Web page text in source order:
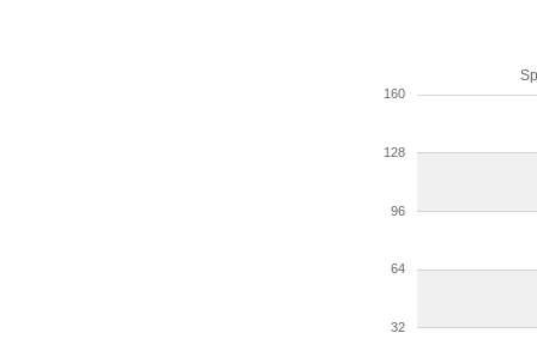
32
64
96
128
160